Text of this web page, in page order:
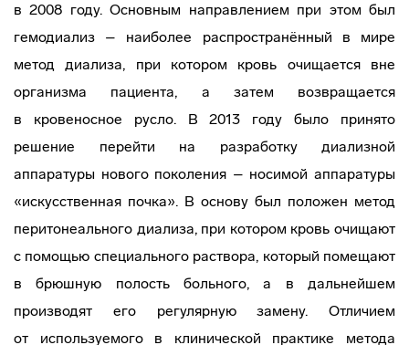
в 2008 году. Основным направлением при этом был
гемодиализ – наиболее распространённый в мире
метод диализа, при котором кровь очищается вне
организма пациента, а затем возвращается
в кровеносное русло. В 2013 году было принято
решение перейти на разработку диализной
аппаратуры нового поколения – носимой аппаратуры
«искусственная почка». В основу был положен метод
перитонеального диализа, при котором кровь очищают
с помощью специального раствора, который помещают
в брюшную полость больного, а в дальнейшем
производят его регулярную замену. Отличием
от используемого в клинической практике метода